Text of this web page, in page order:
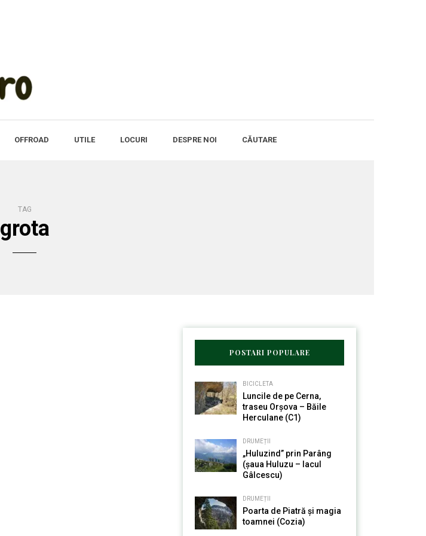
OFFROAD UTILE LOCURI DESPRE NOI CĂUTARE
TAG
grota
POSTARI POPULARE
BICICLETA
Luncile de pe Cerna,
traseu Orșova – Băile
Herculane (C1)
DRUMEȚII
„Huluzind” prin Parâng
(șaua Huluzu – lacul
Gâlcescu)
DRUMEȚII
Poarta de Piatră și magia
toamnei (Cozia)